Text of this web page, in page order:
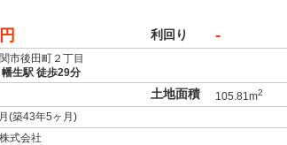
利回り -
市後田町２丁目
生駅 徒歩29分
土地面積 105.81m2
(築43年5ヶ月)
式会社